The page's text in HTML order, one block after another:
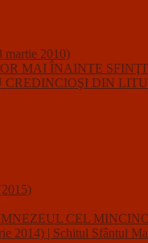
martie 2010)
MAI ÎNAINTE
CREDINCIOŞI DIN
CEL
| Schitul Sfântul